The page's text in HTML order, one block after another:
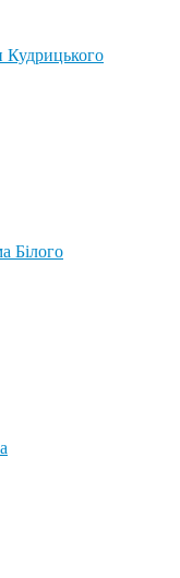
Кудрицького
Білого